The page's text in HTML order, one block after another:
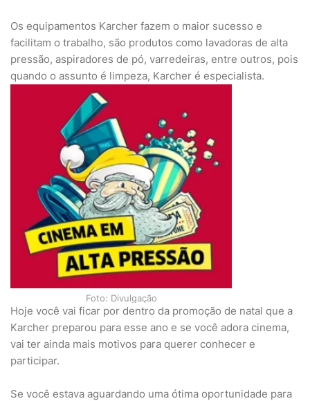
Os equipamentos Karcher fazem o maior sucesso e
facilitam o trabalho, são produtos como lavadoras de alta
pressão, aspiradores de pó, varredeiras, entre outros, pois
quando o assunto é limpeza, Karcher é especialista.
Foto: Divulgação
Hoje você vai ficar por dentro da promoção de natal que a
Karcher preparou para esse ano e se você adora cinema,
vai ter ainda mais motivos para querer conhecer e
participar.
Se você estava aguardando uma ótima oportunidade para